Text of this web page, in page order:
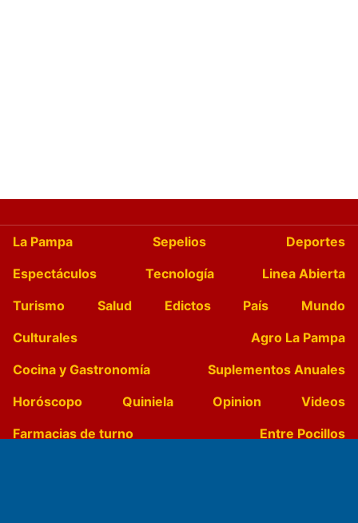
La Pampa Sepelios
Deportes
Espectáculos
Tecnología
Linea Abierta
Turismo
Salud Edictos País
Mundo
Culturales
Agro La Pampa
Cocina y Gastronomía
Suplementos Anuales
Horóscopo
Quiniela Opinion
Videos
Farmacias de turno
Entre Pocillos